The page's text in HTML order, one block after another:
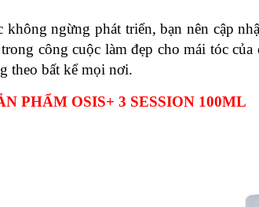
ngừng phát triển, bạn nên cập
công cuộc làm đẹp cho mái tóc
theo bất kể mọi nơi.
PHẨM OSIS+ 3 SESSION 100ML